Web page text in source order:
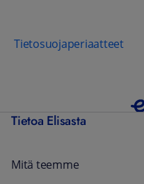
Tietosuojaperiaatteet
Tietoa Elisasta
Mitä teemme